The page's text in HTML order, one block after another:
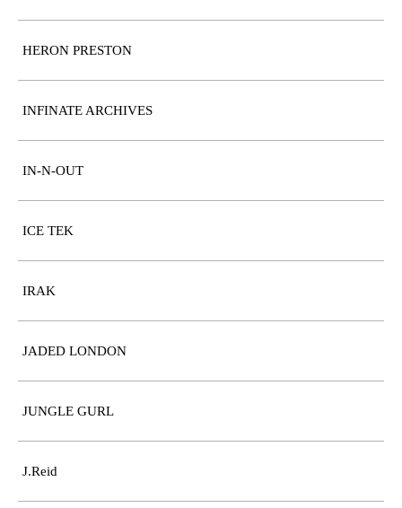
HERON PRESTON
INFINATE ARCHIVES
IN-N-OUT
ICE TEK
IRAK
JADED LONDON
JUNGLE GURL
J.Reid